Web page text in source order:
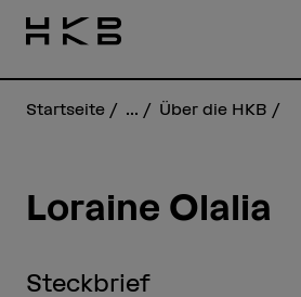
Startseite ... Über die HKB
Loraine Olalia
Steckbrief